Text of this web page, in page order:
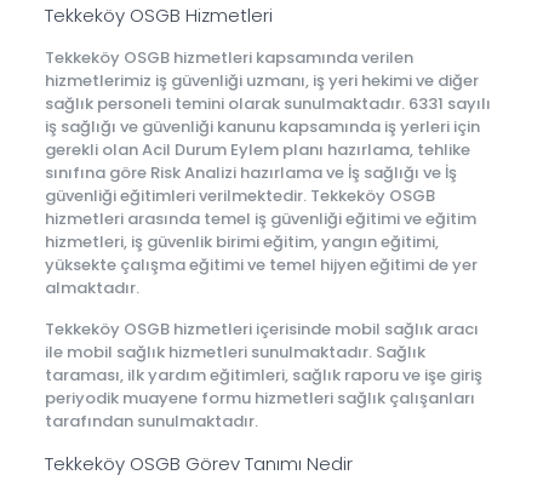
Tekkeköy OSGB Hizmetleri
Tekkeköy OSGB hizmetleri kapsamında verilen
hizmetlerimiz iş güvenliği uzmanı, iş yeri hekimi ve diğer
sağlık personeli temini olarak sunulmaktadır. 6331 sayılı
iş sağlığı ve güvenliği kanunu kapsamında iş yerleri için
gerekli olan Acil Durum Eylem planı hazırlama, tehlike
sınıfına göre Risk Analizi hazırlama ve İş sağlığı ve İş
güvenliği eğitimleri verilmektedir. Tekkeköy OSGB
hizmetleri arasında temel iş güvenliği eğitimi ve eğitim
hizmetleri, iş güvenlik birimi eğitim, yangın eğitimi,
yüksekte çalışma eğitimi ve temel hijyen eğitimi de yer
almaktadır.
Tekkeköy OSGB hizmetleri içerisinde mobil sağlık aracı
ile mobil sağlık hizmetleri sunulmaktadır. Sağlık
taraması, ilk yardım eğitimleri, sağlık raporu ve işe giriş
periyodik muayene formu hizmetleri sağlık çalışanları
tarafından sunulmaktadır.
Tekkeköy OSGB Görev Tanımı Nedir